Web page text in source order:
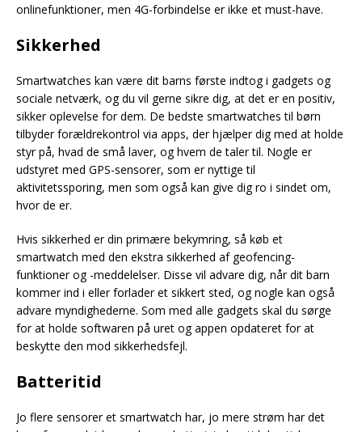
onlinefunktioner, men 4G-forbindelse er ikke et must-have.
Sikkerhed
Smartwatches kan være dit barns første indtog i gadgets og
sociale netværk, og du vil gerne sikre dig, at det er en positiv,
sikker oplevelse for dem. De bedste smartwatches til børn
tilbyder forældrekontrol via apps, der hjælper dig med at holde
styr på, hvad de små laver, og hvem de taler til. Nogle er
udstyret med GPS-sensorer, som er nyttige til
aktivitetssporing, men som også kan give dig ro i sindet om,
hvor de er.
Hvis sikkerhed er din primære bekymring, så køb et
smartwatch med den ekstra sikkerhed af geofencing-
funktioner og -meddelelser. Disse vil advare dig, når dit barn
kommer ind i eller forlader et sikkert sted, og nogle kan også
advare myndighederne. Som med alle gadgets skal du sørge
for at holde softwaren på uret og appen opdateret for at
beskytte den mod sikkerhedsfejl.
Batteritid
Jo flere sensorer et smartwatch har, jo mere strøm har det